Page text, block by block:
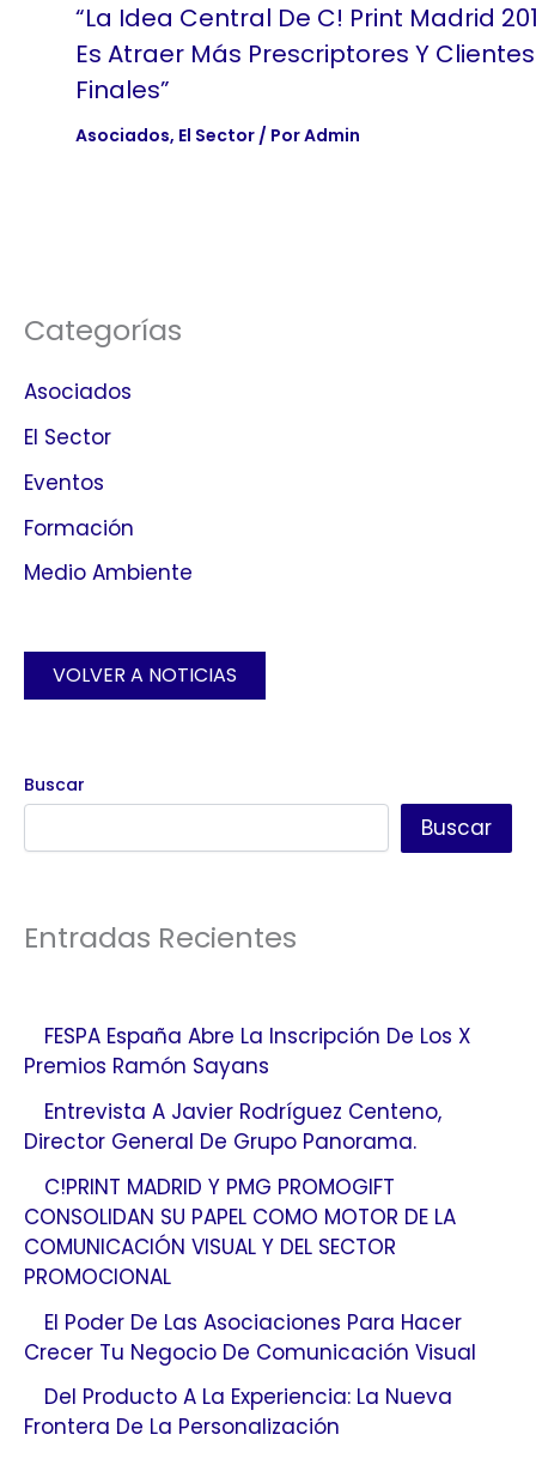
“La Idea Central De C! Print Madrid
Es Atraer Más Prescriptores Y Clientes
Finales”
Asociados, El Sector/ PorAdmin
Categorías
Asociados
El Sector
Eventos
Formación
Medio Ambiente
VOLVER A NOTICIAS
Buscar
Buscar
Entradas Recientes
FESPA España Abre La Inscripción De Los X
Premios Ramón Sayans
Entrevista A Javier Rodríguez Centeno,
Director General De Grupo Panorama.
C!PRINT MADRID Y PMG PROMOGIFT
CONSOLIDAN SU PAPEL COMO MOTOR DE LA
COMUNICACIÓN VISUAL Y DEL SECTOR
PROMOCIONAL
El Poder De Las Asociaciones Para Hacer
Crecer Tu Negocio De Comunicación Visual
Del Producto A La Experiencia: La Nueva
Frontera De La Personalización